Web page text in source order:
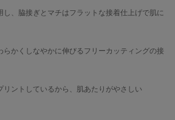
、脇接ぎとマチはフラットな接着仕上げで肌に
かくしなやかに伸びるフリーカッティングの接
リントしているから、肌あたりがやさしい